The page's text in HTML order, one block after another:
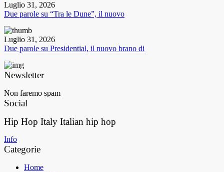
Luglio 31, 2026
Due parole su “Tra le Dune”, il nuovo
Luglio 31, 2026
Due parole su Presidential, il nuovo brano di
Newsletter
Non faremo spam
Social
Hip Hop Italy Italian hip hop
Info
Categorie
Home